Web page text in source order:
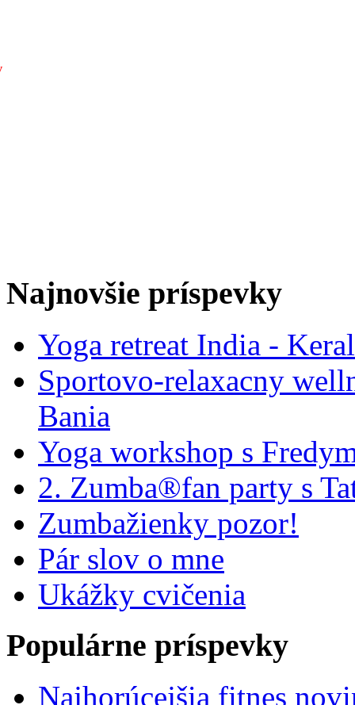
Najnovšie príspevky
Yoga retreat India -
Sportovo-relaxacny
Bania
Yoga workshop s
2. Zumba®fan party s
Zumbažienky pozor!
Pár slov o mne
Ukážky cvičenia
Populárne príspevky
Najhorúcejšia fitnes